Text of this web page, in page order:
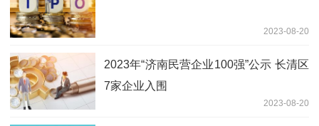
2023-08-20
2023年“济南民营企业100强”公示 长清区
7家企业入围
2023-08-20